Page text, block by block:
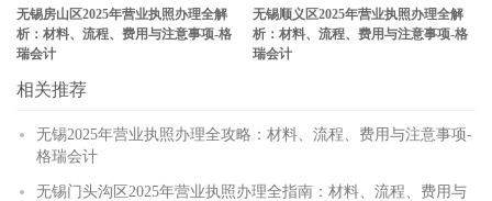
无锡房山区2025年营业执照办理全解
析：材料、流程、费用与注意事项-格
瑞会计
无锡顺义区2025年营业执照办理全解
析：材料、流程、费用与注意事项-格
瑞会计
相关推荐
无锡2025年营业执照办理全攻略：材料、流程、费用与注意事项-
格瑞会计
无锡门头沟区2025年营业执照办理全指南：材料、流程、费用与